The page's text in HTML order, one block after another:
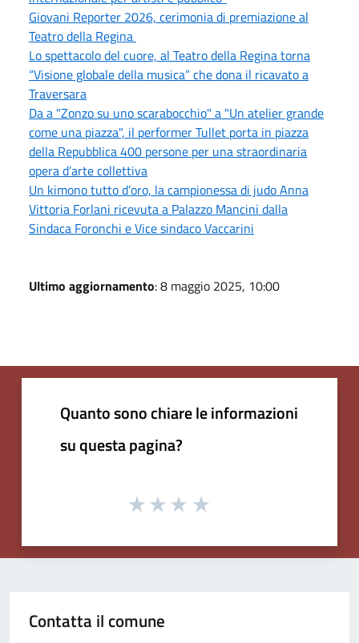
Giovani Reporter 2026, cerimonia di premiazione al
Teatro della Regina
Lo spettacolo del cuore, al Teatro della Regina torna
“Visione globale della musica” che dona il ricavato a
Traversara
Da a "Zonzo su uno scarabocchio" a "Un atelier grande
come una piazza", il performer Tullet porta in piazza
della Repubblica 400 persone per una straordinaria
opera d’arte collettiva
Un kimono tutto d’oro, la campionessa di judo Anna
Vittoria Forlani ricevuta a Palazzo Mancini dalla
Sindaca Foronchi e Vice sindaco Vaccarini
Ultimo aggiornamento: 8 maggio 2025, 10:00
Quanto sono chiare le informazioni
su questa pagina?
Contatta il comune